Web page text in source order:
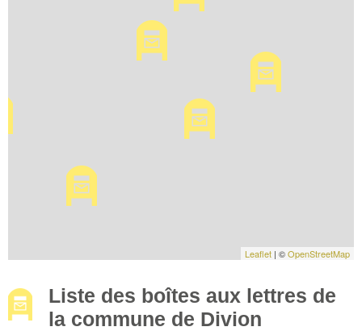
Leaflet | ©OpenStreetMap
Liste des boîtes aux lettres de
la commune de Divion